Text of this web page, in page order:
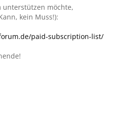
unterstützen möchte,
kein Muss!):
paid-subscription-list/